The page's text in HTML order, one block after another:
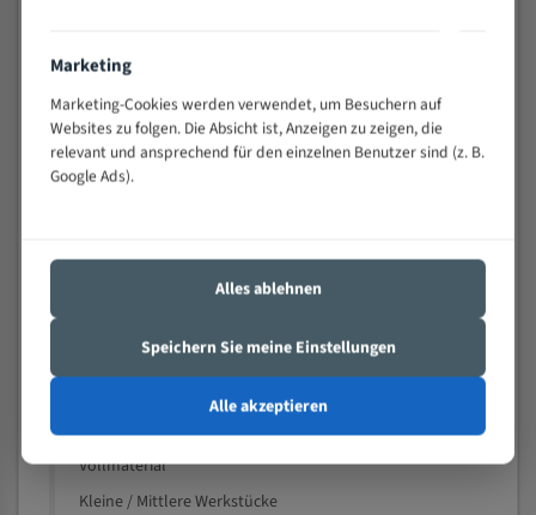
Technische Beschreibung:
Positiver Spanwinkel
Bandkörper aus hochlegiertem Federstahl
Nichteisenmetalle
Speziell entwickelt für Profile / Rohre
Kleine und mittlere Profile / Kleine Durchmesser
Vollmaterial
Kleine / Mittlere Werkstücke
Marketing
Marketing-Cookies werden verwendet, um Besuchern auf
Websites zu folgen. Die Absicht ist, Anzeigen zu zeigen, die
relevant und ansprechend für den einzelnen Benutzer sind (z. B.
Google Ads).
Alles ablehnen
Speichern Sie meine Einstellungen
Alle akzeptieren